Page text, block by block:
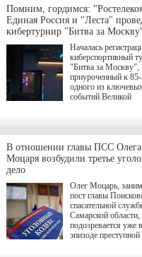
Помним, гордимся:
Единая Россия и "Леста"
кибертурнир "Битва за
Началась
киберспортивный
"Битва за Москву",
приуроченный к
одного из
событий Великой
игре "Мир танков"
выступили
партия "Единая
игровая студия
В отношении главы ПСС Олега
Моцаря возбудили третье
дело
Олег Моцарь,
пост главы
спасательной
Самарской области,
подозревается уже
эпизоде преступной